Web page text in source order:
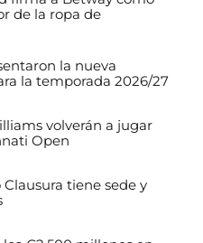
de la ropa de
la nueva
la temporada 2026/27
volverán a jugar
Open
tiene sede y